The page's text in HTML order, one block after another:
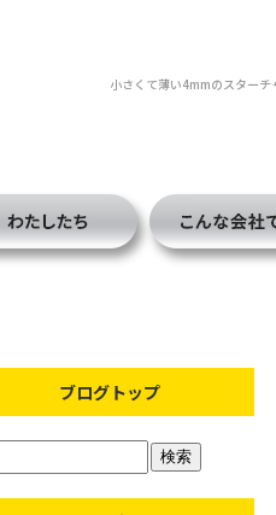
小さくて薄い4mmのスター
ブログトップ